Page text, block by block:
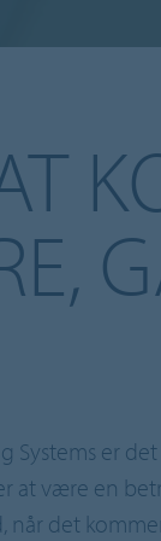
Systems er
at være en
når det